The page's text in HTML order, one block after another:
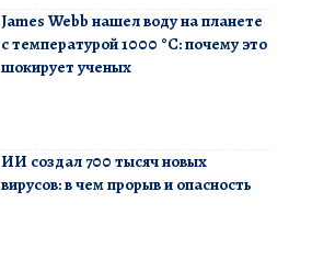
James Webb нашел воду на планете
с температурой 1000 °C: почему это
шокирует ученых
ИИ создал 700 тысяч новых
вирусов: в чем прорыв и опасность